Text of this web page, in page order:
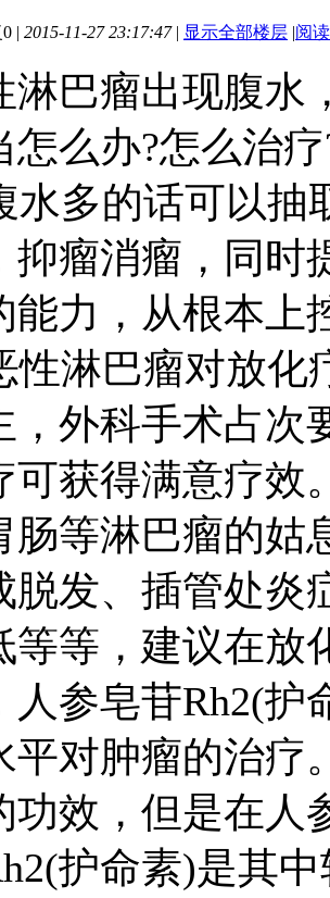
0 | 2015-11-27 23:17:47 | 显示全部楼层 |阅
瘤出现腹水
怎么办?怎么治
的话可以抽取
抑瘤消瘤，同时
能力，从根本上
巴瘤对放化疗
，外科手术占次
可获得满意疗效
肠等淋巴瘤的姑
脱发、插管处炎
等等，建议在放
人参皂苷Rh2(护
平对肿瘤的治疗
功效，但是在人
护命素)是其